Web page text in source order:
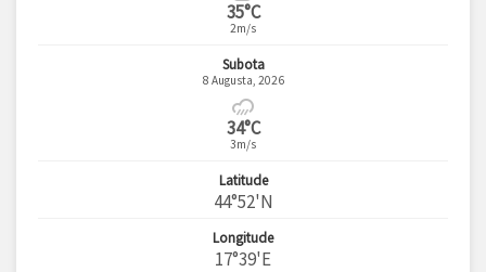
35°C
2m/s
Subota
8 Augusta, 2026
34°C
3m/s
Latitude
44°52'N
Longitude
17°39'E